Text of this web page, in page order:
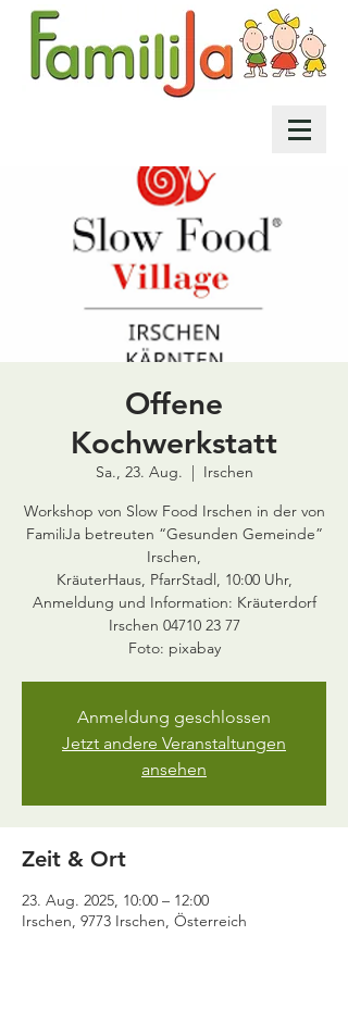
Offene
Kochwerkstatt
Sa., 23. Aug.
  |
Irschen
Workshop von Slow Food Irschen in der von
FamiliJa betreuten “Gesunden Gemeinde”
Irschen,
KräuterHaus, PfarrStadl, 10:00 Uhr,
Anmeldung und Information: Kräuterdorf
Irschen 04710 23 77
Foto: pixabay
Anmeldung geschlossen
Jetzt andere Veranstaltungen
ansehen
Zeit & Ort
23. Aug. 2025, 10:00 – 12:00
Irschen, 9773 Irschen, Österreich